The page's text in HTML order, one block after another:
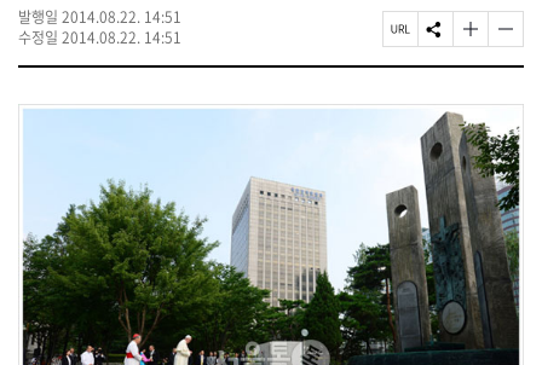
대
표
소
포
발행일 2014.08.22. 14:51
수정일 2014.08.22. 14:51
요
페
이
U
사
S
N
공
유
하
기
글
자
기
크
게
변
경
하
기
글
자
기
작
게
변
경
하
기